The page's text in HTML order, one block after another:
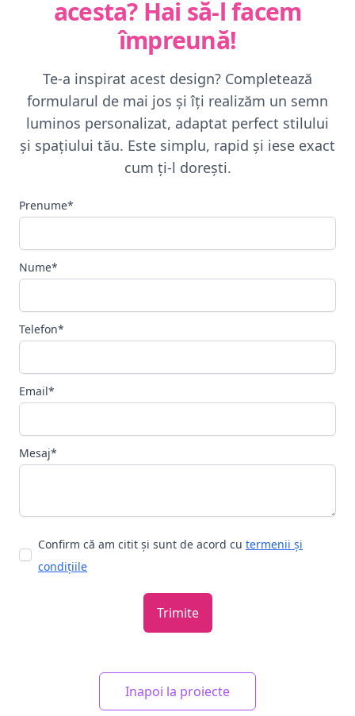
acesta? Hai să-l facem
împreună!
Te-a inspirat acest design? Completează
formularul de mai jos și îți realizăm un semn
luminos personalizat, adaptat perfect stilului
și spațiului tău. Este simplu, rapid și iese exact
cum ți-l dorești.
Prenume*
Nume*
Telefon*
Email*
Mesaj*
Confirm că am citit și sunt de acord cu termenii și
condițiile
Trimite
Inapoi la proiecte